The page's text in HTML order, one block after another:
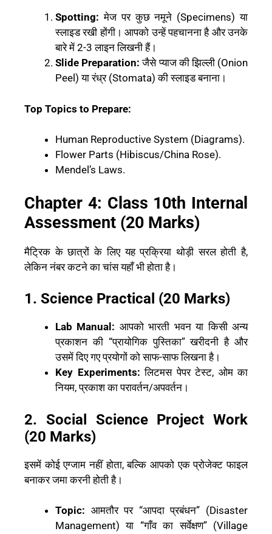
Spotting: मेज पर कुछ नमूने (Specimens) या
स्लाइड रखी होंगी। आपको उन्हें पहचानना है और उनके
बारे में 2-3 लाइन लिखनी हैं।
Slide Preparation: जैसे प्याज की झिल्ली (Onion
Peel) या रंध्र (Stomata) की स्लाइड बनाना।
Top Topics to Prepare:
Human Reproductive System (Diagrams).
Flower Parts (Hibiscus/China Rose).
Mendel’s Laws.
Chapter 4: Class 10th Internal
Assessment (20 Marks)
मैट्रिक के छात्रों के लिए यह प्रक्रिया थोड़ी सरल होती है,
लेकिन नंबर कटने का चांस यहाँ भी होता है।
1. Science Practical (20 Marks)
Lab Manual: आपको भारती भवन या किसी अन्य
प्रकाशन की “प्रायोगिक पुस्तिका” खरीदनी है और
उसमें दिए गए प्रयोगों को साफ-साफ लिखना है।
Key Experiments: लिटमस पेपर टेस्ट, ओम का
नियम, प्रकाश का परावर्तन/अपवर्तन।
2. Social Science Project Work
(20 Marks)
इसमें कोई एग्जाम नहीं होता, बल्कि आपको एक प्रोजेक्ट फाइल
बनाकर जमा करनी होती है।
Topic: आमतौर पर “आपदा प्रबंधन” (Disaster
Management) या “गाँव का सर्वेक्षण” (Village